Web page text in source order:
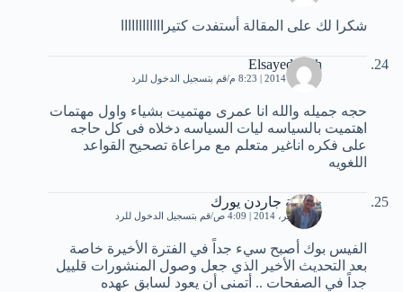
شكرا لك على المقالة أستفدت كتيراااااااااااا
Elsayed Salh
10 يناير، 2014 | 8:23 م قم بتسجيل الدخول للرد
حجه جميله والله انا عمرى مهتميت بشياء واول مهتمات
اهتميت بالسياسه ليات السياسه دخلاه فى كل حاجه
على فكره اناغير متعلم مع مراعاة تصحيح القواعد
اللغويه
جامعة جاردن يورك
17 سبتمبر، 2014 | 4:09 ص قم بتسجيل الدخول للرد
الفيس بوك أصبح سيء جداً في الفترة الأخيرة خاصة
بعد التحديث الأخير الذي جعل وصول المنشورات قلييل
جداً في الصفحات .. أتمنى أن يعود لسابق عهده